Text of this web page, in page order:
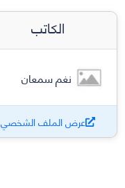
الكاتب
نغم سمعان
عرض الملف الشخصي